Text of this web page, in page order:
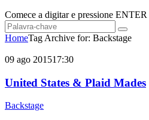
Comece a digitar e pressione ENTER
HomeTag Archive for: Backstage
09 ago 201517:30
United States & Plaid Mades
Backstage